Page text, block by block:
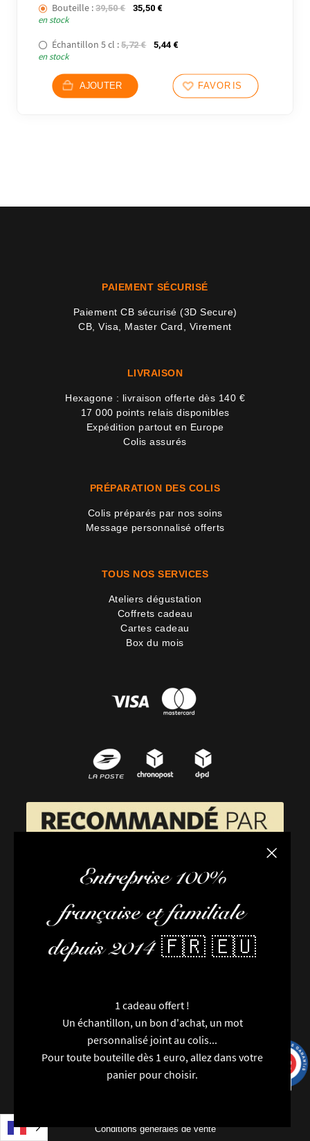
Bouteille : 39,50€ Le prix initial était : 39,50 €.
35,50 €Le prix actuel est : 35,50 €.
en stock
Échantillon 5 cl : 5,72€ Le prix initial était : 5,72 €.
5,44 €Le prix actuel est : 5,44 €.
en stock
AJOUTER FAVORIS
Fermer
Entreprise 100%
française et familiale
depuis 2014 🇫🇷 🇪🇺
1 cadeau offert !
Un échantillon, un bon d'achat, un mot
personnalisé joint au colis...
Pour toute bouteille dès 1 euro, allez dans votre
panier pour choisir.
PAIEMENT SÉCURISÉ
Paiement CB sécurisé (3D Secure)
CB, Visa, Master Card, Virement
LIVRAISON
Hexagone : livraison offerte dès 140 €
17 000 points relais disponibles
Expédition partout en Europe
Colis assurés
PRÉPARATION DES COLIS
Colis préparés par nos soins
Message personnalisé offerts
TOUS NOS SERVICES
Ateliers dégustation
Coffrets cadeau
Cartes cadeau
Box du mois
Conditions générales de vente
/10
9993 avis